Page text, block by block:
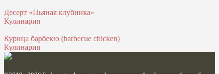
Десерт «Пьяная клубника»
Кулинария
Курица барбекю (barbecue chicken)
Кулинария